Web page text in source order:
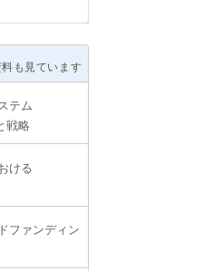
も見ています
テム
戦略
ける
ファンディン